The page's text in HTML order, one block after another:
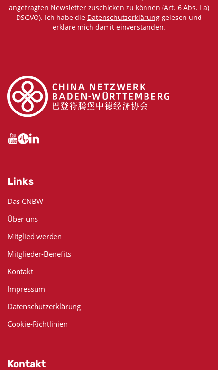
angefragten Newsletter zuschicken zu können (Art. 6 Abs. I a)
DSGVO). Ich habe die Datenschutzerklärung gelesen und
erkläre mich damit einverstanden.
Links
Das CNBW
Über uns
Mitglied werden
Mitglieder-Benefits
Kontakt
Impressum
Datenschutzerklärung
Cookie-Richtlinien
Kontakt